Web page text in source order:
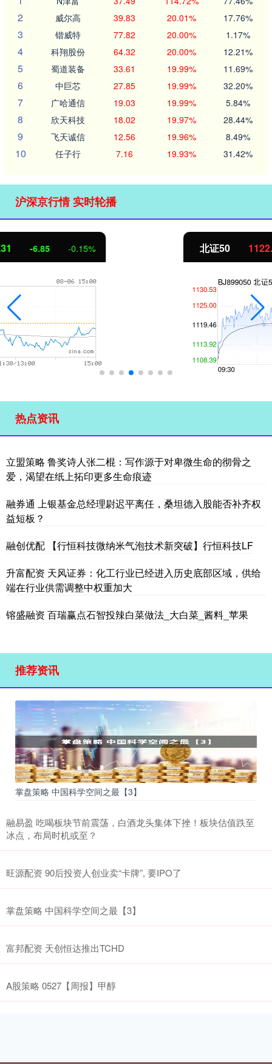
2 威尔高 39.83 20.01% 17.76%
3 锴威特 77.82 20.00% 1.17%
4 科翔股份 64.32 20.00% 12.21%
5 蜀道装备 33.61 19.99% 11.69%
6 中巨芯 27.85 19.99% 32.20%
7 广哈通信 19.03 19.99% 5.84%
8 欣天科技 18.02 19.97% 28.44%
9 飞天诚信 12.56 19.96% 8.49%
10 任子行 7.16 19.93% 31.42%
沪深京行情 实时轮播
北证50 0.30%
热点资讯
立盟策略 鲁奖诗人张二棍：写作源于对卑微生命的彻骨之
爱，渴望在纸上拓印更多生命痕迹
融券通 上银基金总经理尉迟平离任，桑坦德入股能否补齐权
益短板？
融创优配 【行恒科技微纳米气泡技术新突破】行恒科技LF
升富配资 天风证券：化工行业已经进入历史底部区域，供给
端在行业供需调整中权重加大
镕盛融资 百瑞赢点石智投辣白菜做法_大白菜_酱料_苹果
推荐资讯
掌盘策略 中国科学空间之最【3】
融易盈 吃喝板块节前震荡，白酒龙头集体下挫！板块估值跌至
冰点，布局时机或至？
旺源配资 90后投资人创业卖“卡牌”, 要IPO了
掌盘策略 中国科学空间之最【3】
富邦配资 天创恒达推出TCHD
A股策略 0527【周报】甲醇